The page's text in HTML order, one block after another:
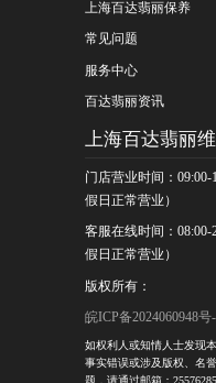
上海百达翡丽保养
常见问题
服务中心
百达翡丽资讯
上海百达翡丽
门店营业时间：09:00-
假日正常营业）
客服在线时间：08:00-
假日正常营业）
版权所有：
皖ICP备2024060948号
如权利人或知情人士发现
事实错误或涉及版权、名
题，请通过邮箱：